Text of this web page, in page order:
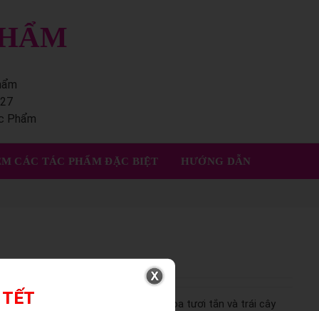
Phẩm
CÁC TÁC PHẨM ĐẶC BIỆT HƯỚNG DẪN
lịch vừa ý nghĩa, nổi bật với sắc hoa tươi tắn và trái cây